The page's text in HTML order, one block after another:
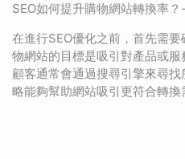
SEO如何提升購物網站轉換率
在進行SEO優化之前，首先需
物網站的目標是吸引對產品或
顧客通常會通過搜尋引擎來尋
略能夠幫助網站吸引更符合轉換